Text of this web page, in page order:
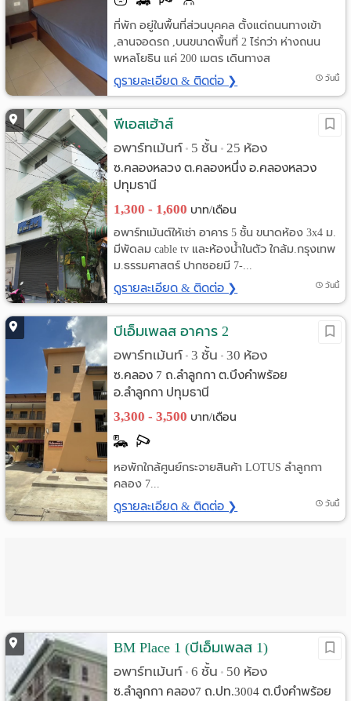
ที่พัก อยู่ในพื้นที่ส่วนบุคคล ตั้งแต่ถนนทางเข้า
,ลานจอดรถ ,บนขนาดพื้นที่ 2 ไร่กว่า ห่างถนน
พหลโยธิน แค่ 200 เมตร เดินทางส
ดูรายละเอียด & ติดต่อ ❯ วันนี้
พีเอสเฮ้าส์
อพาร์ทเม้นท์ • 5 ชั้น • 25 ห้อง
ซ.คลองหลวง ต.คลองหนึ่ง อ.คลองหลวง
ปทุมธานี
1,300 - 1,600 บาท/เดือน
อพาร์ทเม้นต์ให้เช่า อาคาร 5 ชั้น ขนาดห้อง 3x4 ม.
มีพัดลม cable tv และห้องน้ำในตัว ใกล้ม.กรุงเทพ
ม.ธรรมศาสตร์ ปากซอยมี 7-...
ดูรายละเอียด & ติดต่อ ❯ วันนี้
บีเอ็มเพลส อาคาร 2
อพาร์ทเม้นท์ • 3 ชั้น • 30 ห้อง
ซ.คลอง 7 ถ.ลำลูกกา ต.บึงคำพร้อย
อ.ลำลูกกา ปทุมธานี
3,300 - 3,500 บาท/เดือน
หอพักใกล้ศูนย์กระจายสินค้า LOTUS ลำลูกกา
คลอง 7...
ดูรายละเอียด & ติดต่อ ❯ วันนี้
BM Place 1 (บีเอ็มเพลส 1)
อพาร์ทเม้นท์ • 6 ชั้น • 50 ห้อง
ซ.ลำลูกกา คลอง7 ถ.ปท.3004 ต.บึงคำพร้อย